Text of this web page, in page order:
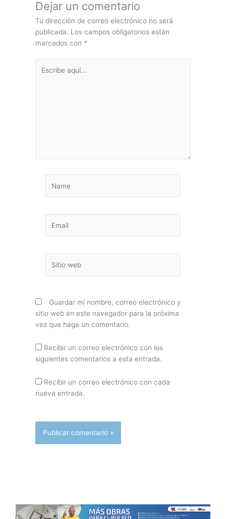
Dejar un comentario
Tu dirección de correo electrónico no será
publicada. Los campos obligatorios están
marcados con *
aquí...
web
Guardar mi nombre, correo electrónico y
sitio web en este navegador para la próxima
vez que haga un comentario.
Recibir un correo electrónico con los
siguientes comentarios a esta entrada.
Recibir un correo electrónico con cada
nueva entrada.